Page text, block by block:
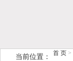
鹤壁市糖心VIOG破
当前位置： 首 页 >